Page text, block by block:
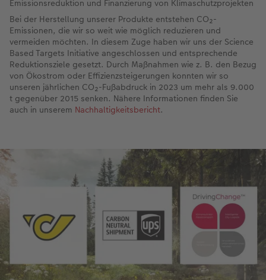
Fotobuch erstellen
Neuheiten
Neuheiten
Extras
Neuheiten
Extras
Retro Minis
Neuheiten
CEWE myPhotos
Neuheiten
CEWE Magazin
Neuheiten
Emissionsreduktion und Finanzierung von Klimaschutzprojekten
Bei der Herstellung unserer Produkte entstehen CO₂-
Emissionen, die wir so weit wie möglich reduzieren und
vermeiden möchten. In diesem Zuge haben wir uns der Science
Based Targets Initiative angeschlossen und entsprechende
Reduktionsziele gesetzt. Durch Maßnahmen wie z. B. den Bezug
von Ökostrom oder Effizienzsteigerungen konnten wir so
unseren jährlichen CO₂-Fußabdruck in 2023 um mehr als 9.000
t gegenüber 2015 senken. Nähere Informationen finden Sie
auch in unserem Nachhaltigkeitsbericht.